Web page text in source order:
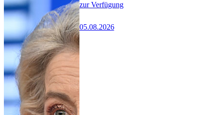
zur Verfügung
05.08.2026